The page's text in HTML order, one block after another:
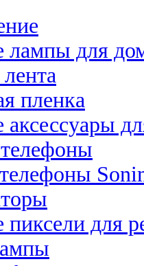
лампы для
пленка
пиксели для